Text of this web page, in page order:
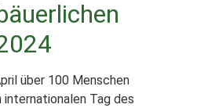
über 100 Menschen
internationalen Tag des